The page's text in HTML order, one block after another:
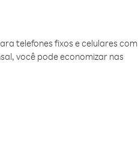
telefones fixos e celulares com
você pode economizar nas